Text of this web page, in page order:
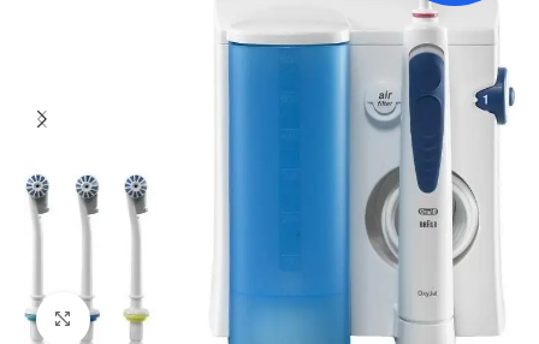
Click to enlarge